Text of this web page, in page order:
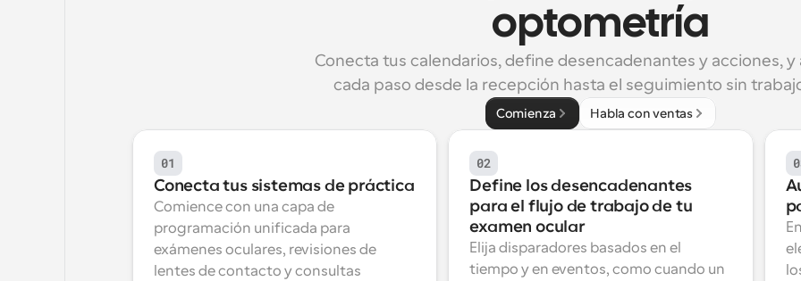
optometría
Conecta tus calendarios, define desencadenantes y acciones,
cada paso desde la recepción hasta el seguimiento sin
Comienza Habla con ventas
01
Conecta tus sistemas de práctica
Comience con una capa de
programación unificada para
exámenes oculares, revisiones de
lentes de contacto y consultas
02
Define los desencadenantes
para el flujo de trabajo de tu
examen ocular
Elija disparadores basados en el
tiempo y en eventos, como cuando un